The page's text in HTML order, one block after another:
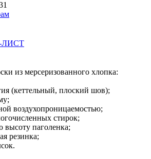
ЛИСТ
из мерсеризованного хлопка:
(кеттельный, плоский шов);
воздухопроницаемостью;
стирок;
паголенка;
резинка;